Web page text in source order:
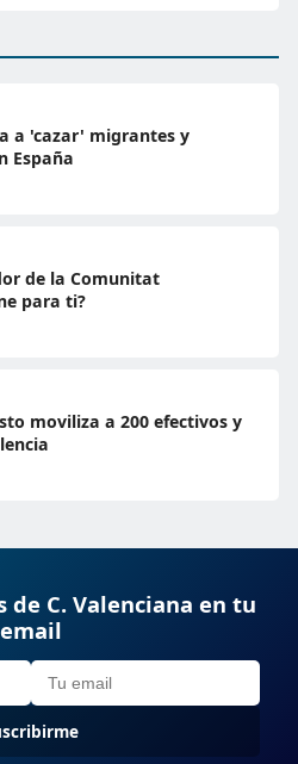
a 'cazar' migrantes y
España
de la Comunitat
para ti?
moviliza a 200 efectivos y
de C. Valenciana en tu
email